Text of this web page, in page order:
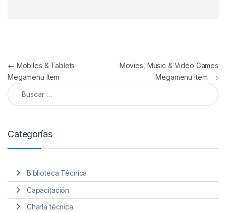
Navegación de entradas
← Mobiles & Tablets
Megamenu Item
Movies, Music & Video Games
Megamenu Item →
Buscar:
Categorías
Biblioteca Técnica
Capacitación
Charla técnica